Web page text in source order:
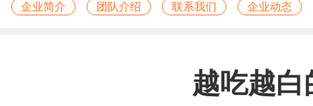
企业简介 团队介绍 联系我们 企业动态
越吃越白